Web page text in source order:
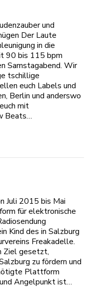
und
Der Laute
in die
90 bis 115 bpm
Samstagabend. Wir
tschillige
euch Labels und
Berlin und anderswo
mit
Beats…
Juli 2015 bis Mai
für elektronische
Kind des in Salzburg
Freakadelle.
Ziel gesetzt,
zu fördern und
Plattform
Angelpunkt ist…